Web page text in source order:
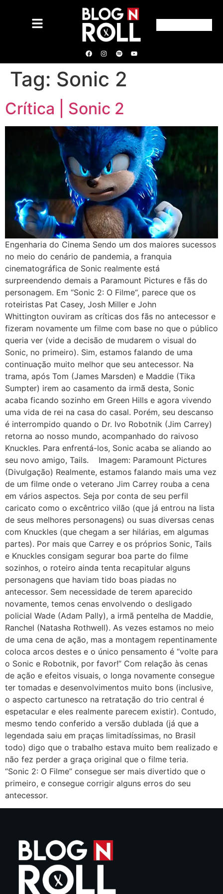
Tag: Sonic 2
Crítica | Sonic 2
Engenharia do Cinema Sendo um dos maiores sucessos
no meio do cenário de pandemia, a franquia
cinematográfica de Sonic realmente está
surpreendendo demais a Paramount Pictures e fãs do
personagem. Em “Sonic 2: O Filme“, parece que os
roteiristas Pat Casey, Josh Miller e John
Whittington ouviram as críticas dos fãs no antecessor e
fizeram novamente um filme com base no que o público
queria ver (vide a decisão de mudarem o visual do
Sonic, no primeiro). Sim, estamos falando de uma
continuação muito melhor que seu antecessor. Na
trama, após Tom (James Marsden) e Maddie (Tika
Sumpter) irem ao casamento da irmã desta, Sonic
acaba ficando sozinho em Green Hills e agora vivendo
uma vida de rei na casa do casal. Porém, seu descanso
é interrompido quando o Dr. Ivo Robotnik (Jim Carrey)
retorna ao nosso mundo, acompanhado do raivoso
Knuckles. Para enfrentá-los, Sonic acaba se aliando ao
seu novo amigo, Tails. Imagem: Paramount Pictures
(Divulgação) Realmente, estamos falando mais uma vez
de um filme onde o veterano Jim Carrey rouba a cena
em vários aspectos. Seja por conta de seu perfil
caricato como o excêntrico vilão (que já entrou na lista
de seus melhores personagens) ou suas diversas cenas
com Knuckles (que chegam a ser hilárias, em algumas
partes). Por mais que Carrey e os próprios Sonic, Tails
e Knuckles consigam segurar boa parte do filme
sozinhos, o roteiro ainda tenta recapitular alguns
personagens que haviam tido boas piadas no
antecessor. Sem necessidade de terem aparecido
novamente, temos cenas envolvendo o desligado
policial Wade (Adam Pally), a irmã pentelha de Maddie,
Ranchel (Natasha Rothwell). As vezes estamos no meio
de uma cena de ação, mas a montagem repentinamente
coloca arcos destes e o único pensamento é “volte para
o Sonic e Robotnik, por favor!” Com relação às cenas
de ação e efeitos visuais, o longa novamente consegue
ter tomadas e desenvolvimentos muito bons (inclusive,
o aspecto cartunesco na retratação do trio central é
espetacular e eles realmente parecem existir). Contudo,
mesmo tendo conferido a versão dublada (já que a
legendada saiu em praças limitadíssimas, no Brasil
todo) digo que o trabalho estava muito bem realizado e
não fez perder a graça original que o filme teria.
“Sonic 2: O Filme” consegue ser mais divertido que o
primeiro, e consegue corrigir alguns erros do seu
antecessor.